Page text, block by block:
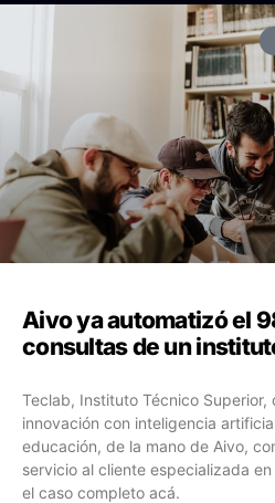
Aivo ya automatizó el
consultas de un
Teclab, Instituto Técnico Superior,
innovación con inteligencia
educación, de la mano de Aivo,
servicio al cliente especializada
el caso completo acá.